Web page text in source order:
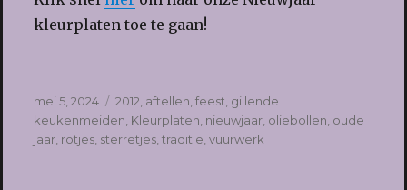
kleurplaten toe te gaan!
Geplaatst
op
mei 5, 2024 Tags
2012 aftellen feest gillende
keukenmeiden Kleurplaten nieuwjaar, oliebollen oude
jaar, rotjes, sterretjes, traditie vuurwerk